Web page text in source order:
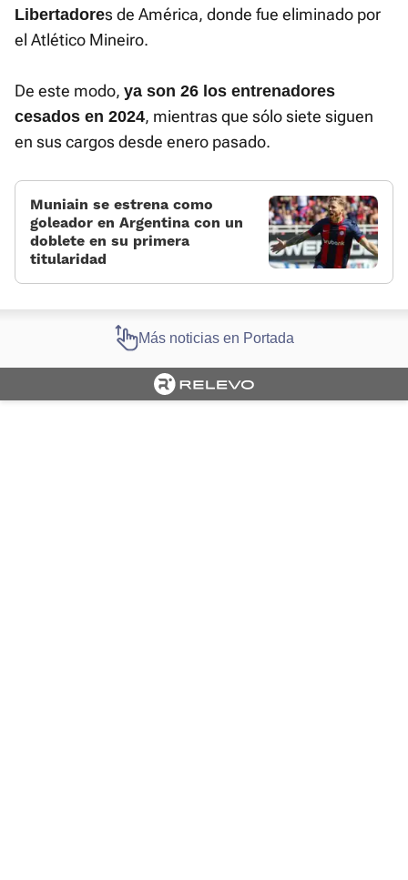
Libertadores de América, donde fue eliminado por
el Atlético Mineiro.
De este modo, ya son 26 los entrenadores
cesados en 2024, mientras que sólo siete siguen
en sus cargos desde enero pasado.
Muniain se estrena como
goleador en Argentina con un
doblete en su primera
titularidad
Más noticias en Portada